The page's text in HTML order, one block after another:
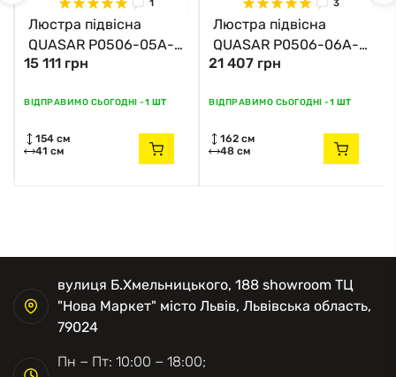
1
Люстра підвісна
QUASAR P0506-05A-
F4E3 Zuma Line
15 111 грн
ВІДПРАВИМО СЬОГОДНІ -1 ШТ
154 см
41 см
3
Люстра підвісна
QUASAR P0506-06A-
F4AC Zuma Line хром
21 407 грн
ВІДПРАВИМО СЬОГОДНІ -1 ШТ
162 см
48 см
вулиця Б.Хмельницького, 188 showroom ТЦ
"Нова Маркет" місто Львів, Львівська область,
79024
Пн − Пт: 10:00 − 18:00;